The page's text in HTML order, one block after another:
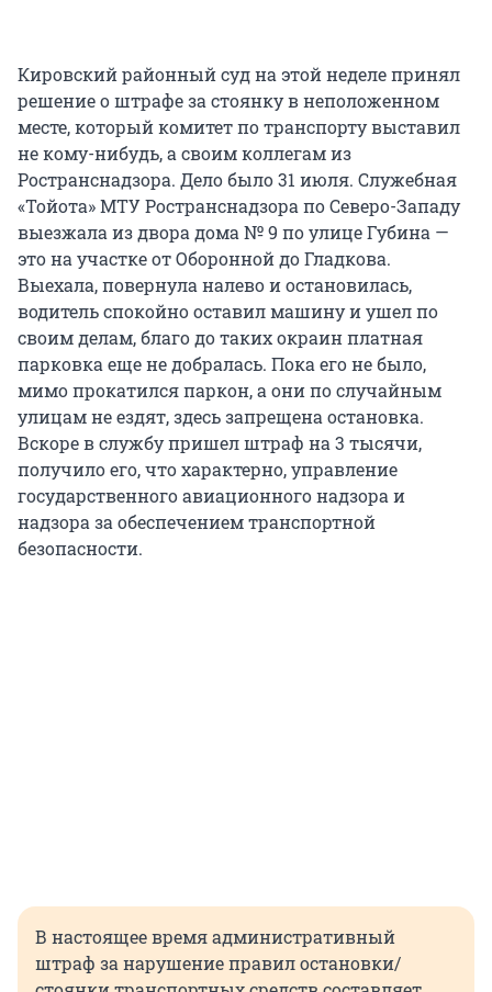
Кировский районный суд на этой неделе принял
решение о штрафе за стоянку в неположенном
месте, который комитет по транспорту выставил
не кому-нибудь, а своим коллегам из
Ространснадзора. Дело было 31 июля. Служебная
«Тойота» МТУ Ространснадзора по Северо-Западу
выезжала из двора дома № 9 по улице Губина —
это на участке от Оборонной до Гладкова.
Выехала, повернула налево и остановилась,
водитель спокойно оставил машину и ушел по
своим делам, благо до таких окраин платная
парковка еще не добралась. Пока его не было,
мимо прокатился паркон, а они по случайным
улицам не ездят, здесь запрещена остановка.
Вскоре в службу пришел штраф на 3 тысячи,
получило его, что характерно, управление
государственного авиационного надзора и
надзора за обеспечением транспортной
безопасности.
В настоящее время административный
штраф за нарушение правил остановки/